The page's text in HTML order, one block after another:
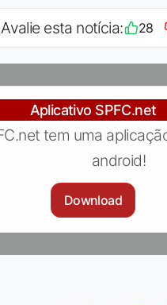
Avalie esta notícia: 28
Aplicativo SPFC.net
tem uma
android!
Download